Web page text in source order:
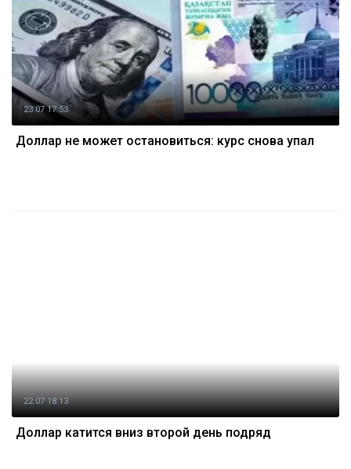
23.07 17:53
Доллар не может остановиться: курс снова упал
22.07 18:13
Доллар катится вниз второй день подряд